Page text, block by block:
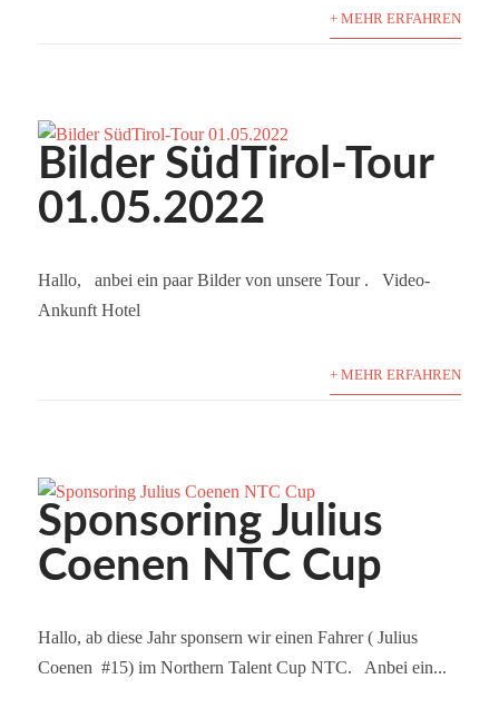
+ MEHR ERFAHREN
Bilder SüdTirol-Tour
01.05.2022
Hallo, anbei ein paar Bilder von unsere Tour . Video-
Ankunft Hotel
+ MEHR ERFAHREN
Sponsoring Julius
Coenen NTC Cup
Hallo, ab diese Jahr sponsern wir einen Fahrer ( Julius
Coenen #15) im Northern Talent Cup NTC. Anbei ein...